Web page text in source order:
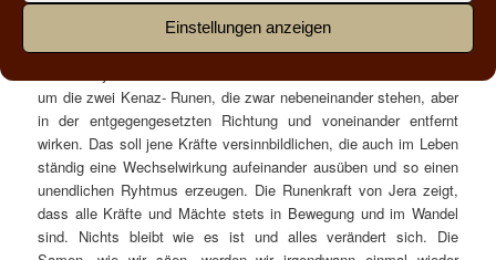
Einstellungen anzeigen
Traditionell wurde diese Rune mit dem Jahresrad assoziiert, in
dem alle Jahresfeste und Jahreszeiten festgehalten und gefeiert
um die zwei Kenaz- Runen, die zwar nebeneinander stehen, aber
in der entgegengesetzten Richtung und voneinander entfernt
wirken. Das soll jene Kräfte versinnbildlichen, die auch im Leben
ständig eine Wechselwirkung aufeinander ausüben und so einen
unendlichen Ryhtmus erzeugen. Die Runenkraft von Jera zeigt,
dass alle Kräfte und Mächte stets in Bewegung und im Wandel
sind. Nichts bleibt wie es ist und alles verändert sich. Die